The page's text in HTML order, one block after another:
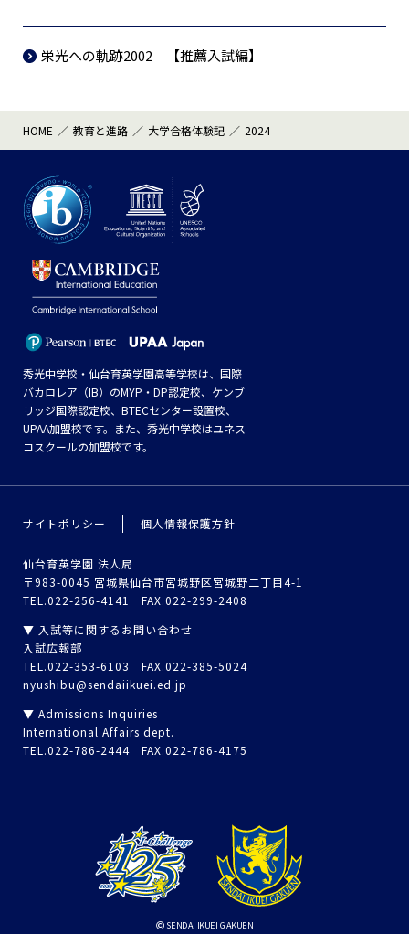
栄光への軌跡2002 【推薦入試編】
HOME 教育と進路 大学合格体験記 2024
秀光中学校・仙台育英学園高等学校は、国際
バカロレア（IB）のMYP・DP認定校、ケンブ
リッジ国際認定校、BTECセンター設置校、
UPAA加盟校です。また、秀光中学校はユネス
コスクールの加盟校です。
サイトポリシー 個人情報保護方針
仙台育英学園 法人局
〒983-0045 宮城県仙台市宮城野区宮城野二丁目4-1
TEL.022-256-4141 FAX.022-299-2408
▼ 入試等に関するお問い合わせ
入試広報部
TEL.022-353-6103 FAX.022-385-5024
nyushibu@sendaiikuei.ed.jp
▼ Admissions Inquiries
International Affairs dept.
TEL.022-786-2444 FAX.022-786-4175
SENDAI IKUEI GAKUEN